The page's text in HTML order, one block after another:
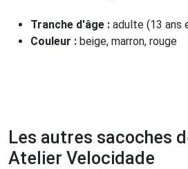
Tranche d'âge : adulte (13 ans
Couleur : beige, marron, rouge
Les autres sacoches
Atelier Velocidade